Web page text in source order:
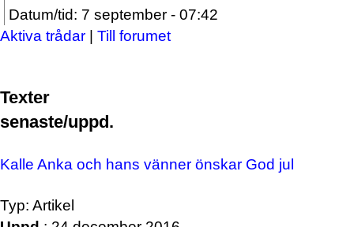
Datum/tid: 7 september - 07:42
Aktiva trådar | Till forumet
Texter
senaste/uppd.
Kalle Anka och hans vänner önskar God jul
Typ: Artikel